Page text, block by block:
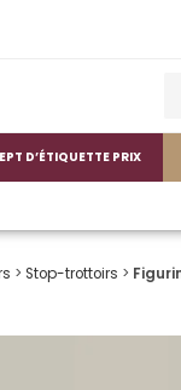
D’ÉTIQUETTE PRIX
> Stop-trottoirs >